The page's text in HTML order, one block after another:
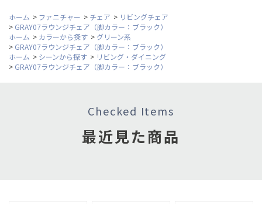
ホーム > ファニチャー > チェア > リビングチェア
> GRAY07ラウンジチェア（脚カラー：ブラック）
ホーム > カラーから探す > グリーン系
> GRAY07ラウンジチェア（脚カラー：ブラック）
ホーム > シーンから探す > リビング・ダイニング
> GRAY07ラウンジチェア（脚カラー：ブラック）
Checked Items
最近見た商品